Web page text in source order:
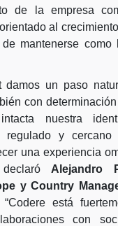
de la empresa
al
mantenerse
damos un paso
con
intacta nuestra
regulado y
una experiencia
Alejandro
y Country
está
con